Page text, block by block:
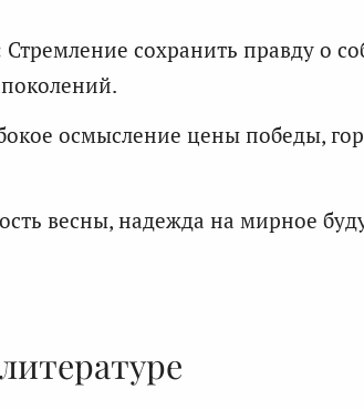
Стремление сохранить правду о
осмысление цены победы,
весны, надежда на мирное